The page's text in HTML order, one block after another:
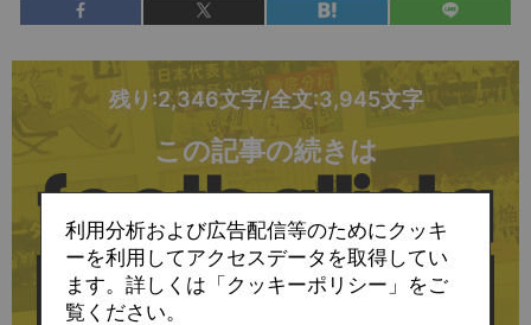
残り:2,346文字/全文:3,945文字
この記事の続きは
利用分析および広告配信等のためにクッキ
ーを利用してアクセスデータを取得してい
ます。詳しくは「クッキーポリシー」をご
覧ください。